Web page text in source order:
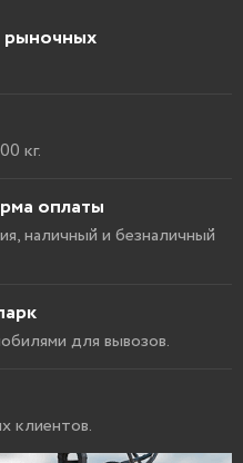
кг.
оплаты
наличный и безналичный
для вывозов.
клиентов.